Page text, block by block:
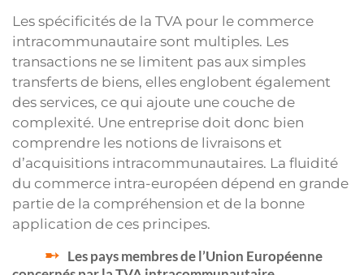
Les spécificités de la TVA pour le commerce
intracommunautaire sont multiples. Les
transactions ne se limitent pas aux simples
transferts de biens, elles englobent également
des services, ce qui ajoute une couche de
complexité. Une entreprise doit donc bien
comprendre les notions de livraisons et
d’acquisitions intracommunautaires. La fluidité
du commerce intra-européen dépend en grande
partie de la compréhension et de la bonne
application de ces principes.
Les pays membres de l’Union Européenne